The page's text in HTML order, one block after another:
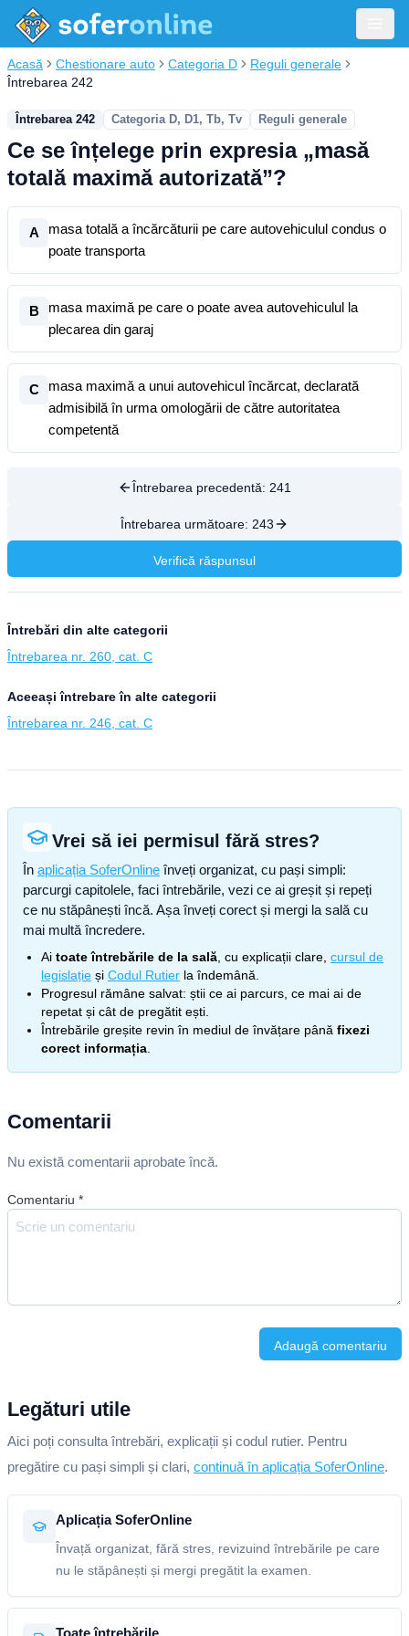
Acasă Chestionare auto Categoria D
Reguli generale
Întrebarea 242
Întrebarea 242 Categoria D, D1, Tb, Tv Reguli generale
Ce se înțelege prin expresia „masă
totală maximă autorizată”?
A
masa totală a încărcăturii pe care autovehiculul condus o
poate transporta
B
masa maximă pe care o poate avea autovehiculul la
plecarea din garaj
C
masa maximă a unui autovehicul încărcat, declarată
admisibilă în urma omologării de către autoritatea
competentă
Întrebarea precedentă: 241
Întrebarea următoare: 243
Verifică răspunsul
Întrebări din alte categorii
Întrebarea nr. 260, cat. C
Aceeași întrebare în alte categorii
Întrebarea nr. 246, cat. C
Vrei să iei permisul fără stres?
În aplicația SoferOnline înveți organizat, cu pași simpli:
parcurgi capitolele, faci întrebările, vezi ce ai greșit și repeți
ce nu stăpânești încă. Așa înveți corect și mergi la sală cu
mai multă încredere.
Ai toate întrebările de la sală , cu explicații clare, cursul de
legislație și Codul Rutier la îndemână.
Progresul rămâne salvat: știi ce ai parcurs, ce mai ai de
repetat și cât de pregătit ești.
Întrebările greșite revin în mediul de învățare până fixezi
corect informația
Comentarii
Nu există comentarii aprobate încă.
Comentariu *
Adaugă comentariu
Legături utile
Aici poți consulta întrebări, explicații și codul rutier. Pentru
pregătire cu pași simpli și clari, continuă în aplicația SoferOnline.
Aplicația SoferOnline
Învață organizat, fără stres, revizuind întrebările pe care
nu le stăpânești și mergi pregătit la examen.
Toate întrebările